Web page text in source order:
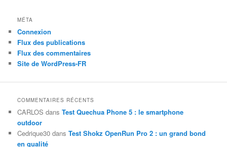
MÉTA
Connexion
Flux des publications
Flux des commentaires
Site de WordPress-FR
COMMENTAIRES RÉCENTS
CARLOS dansTest Quechua Phone 5 : le smartphone
outdoor
Cedrique30 dansTest Shokz OpenRun Pro 2 : un grand bond
en qualité